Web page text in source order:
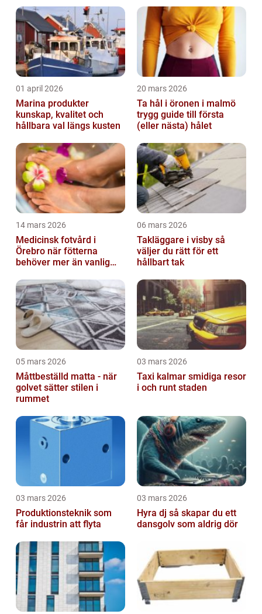
01 april 2026
Marina produkter
kunskap, kvalitet och
hållbara val längs kusten
20 mars 2026
Ta hål i öronen i malmö
trygg guide till första
(eller nästa) hålet
14 mars 2026
Medicinsk fotvård i
Örebro när fötterna
behöver mer än vanlig
06 mars 2026
Takläggare i visby så
väljer du rätt för ett
hållbart tak
05 mars 2026
Måttbeställd matta - när
golvet sätter stilen i
rummet
03 mars 2026
Taxi kalmar smidiga resor
i och runt staden
03 mars 2026
Produktionsteknik som
får industrin att flyta
03 mars 2026
Hyra dj så skapar du ett
dansgolv som aldrig dör